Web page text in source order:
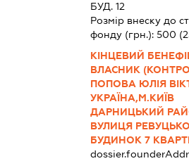
БУД. 12
Розмір внеску до
фонду (грн.): 500
КІНЦЕВИЙ
ВЛАСНИК
ПОПОВА ЮЛІЯ
УКРАЇНА,М.КИЇВ
ДАРНИЦЬКИЙ
ВУЛИЦЯ
БУДИНОК 7